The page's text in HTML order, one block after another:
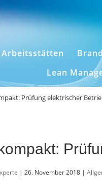
Arbeitsstätten
Lean
Prüfung elektrischer
| 26. November 2018 |